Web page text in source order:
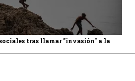
sociales tras llamar "invasión" a la